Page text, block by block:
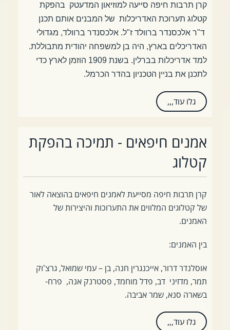
קרן תרבות חיפה סייעה למוזיאון המדעטק בהפקת
קטלוג תערוכת האדריכלות של המבנים אותם תכנן
ד"ר אלכסנדר ברוולד ז"ל. אלכסנדר ברוולד, מגדולי
האדריכלים בארץ, היה בן למשפחה יהודית מתבוללת.
למד אדריכלות בברלין. בשנת 1909 הוזמן לארץ כדי
לתכנן את בניין הטכניון בהדר הכרמל.
גלו עוד,,,
אמנים חיפאים - תמיכה בהפקת
קטלוג
קרן תרבות חיפה מסייעת לאמנים חיפאים בהוצאה לאור
של קטלוגים המלווים את התערוכות והיצירות של
האמנים.
בין האמנים:
אוסלנדר דרור, אייכנגרין חנה, בן – עמי שמואל, גרצ'וק
תמר, מדזיני דב, פדל מוחמד, פסטרנק אנה, פרח-
בשארה סנא, שמר אביבה.
גלו עוד,,,